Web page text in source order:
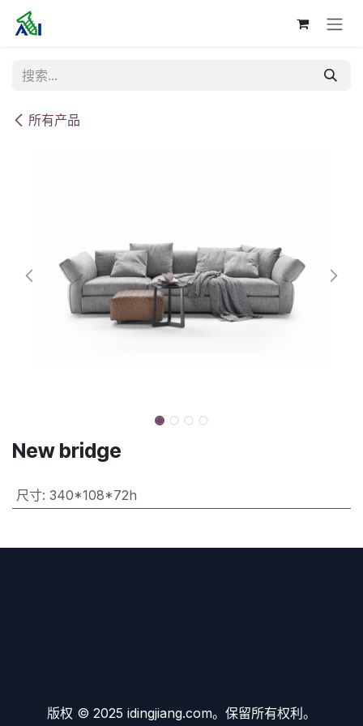
跳至内容
所有产品
New bridge
尺寸: 340*108*72h
版权 © 2025 idingjiang.com。保留所有权利。